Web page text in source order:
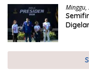
Minggu,